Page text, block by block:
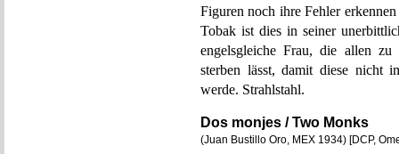
Figuren noch ihre Fehler
Tobak ist dies in seiner
engelsgleiche Frau, die allen
sterben lässt, damit diese nicht
werde. Strahlstahl.
Dos monjes / Two Monks
(Juan Bustillo Oro, MEX 1934) [DCP,